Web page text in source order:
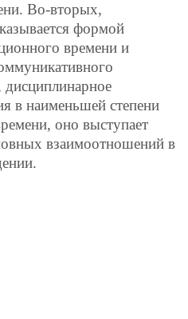
Во-вторых,
формой
времени и
дисциплинарное
в наименьшей степени
оно выступает
взаимоотношений в